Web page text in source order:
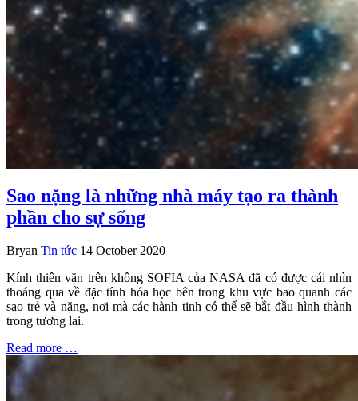
Sao nặng là những nhà máy tạo ra thành
phần cho sự sống
Bryan Tin tức 14 October 2020
Kính thiên văn trên không SOFIA của NASA đã có được cái nhìn
thoáng qua về đặc tính hóa học bên trong khu vực bao quanh các
sao trẻ và nặng, nơi mà các hành tinh có thể sẽ bắt đầu hình thành
trong tương lai.
Read more …